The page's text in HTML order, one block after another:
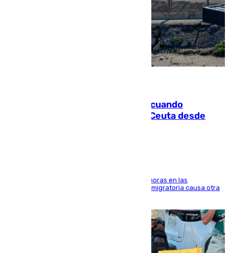
Fallece un joven tras caer al mar cuando
intentaba entrar en parapente a Ceuta desde
El accidente se produjo alrededor de las 8.00 horas en las
inmediaciones del espigón de Benzú y la crisis migratoria causa otra